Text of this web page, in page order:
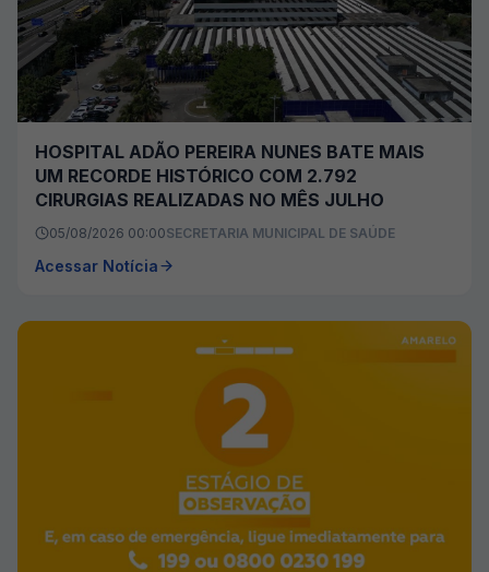
HOSPITAL ADÃO PEREIRA NUNES BATE MAIS
UM RECORDE HISTÓRICO COM 2.792
CIRURGIAS REALIZADAS NO MÊS JULHO
05/08/2026 00:00SECRETARIA MUNICIPAL DE SAÚDE
Acessar Notícia